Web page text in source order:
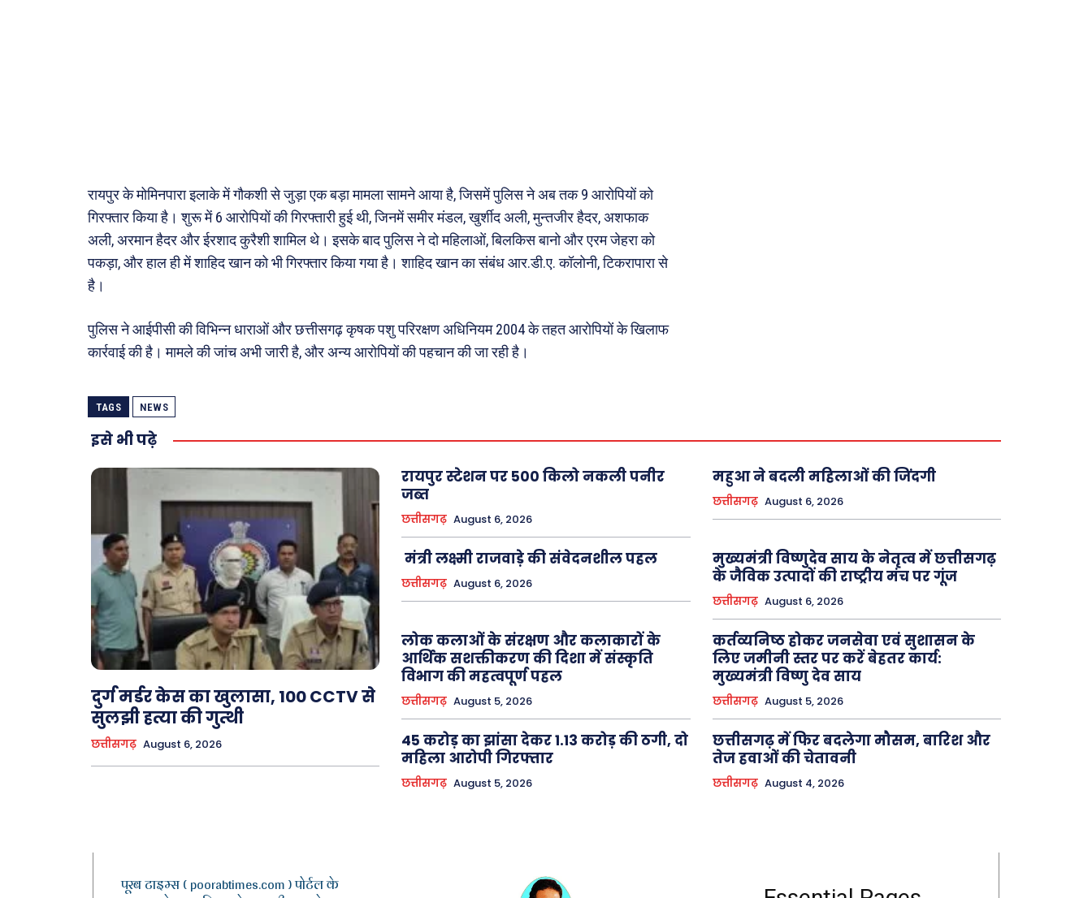
पर्यटन
जानकारी
Mobiles
स्वास्थ्य
महिला जगत
About Us Privacy Policy
रायपुर के मोमिनपारा इलाके में गौकशी से जुड़ा एक बड़ा मामला सामने आया है, जिसमें पुलिस ने अब तक 9 आरोपियों को
गिरफ्तार किया है। शुरू में 6 आरोपियों की गिरफ्तारी हुई थी, जिनमें समीर मंडल, खुर्शीद अली, मुन्तजीर हैदर, अशफाक
अली, अरमान हैदर और ईरशाद कुरैशी शामिल थे। इसके बाद पुलिस ने दो महिलाओं, बिलकिस बानो और एरम जेहरा को
पकड़ा, और हाल ही में शाहिद खान को भी गिरफ्तार किया गया है। शाहिद खान का संबंध आर.डी.ए. कॉलोनी, टिकरापारा से
है।
पुलिस ने आईपीसी की विभिन्न धाराओं और छत्तीसगढ़ कृषक पशु परिरक्षण अधिनियम 2004 के तहत आरोपियों के खिलाफ
कार्रवाई की है। मामले की जांच अभी जारी है, और अन्य आरोपियों की पहचान की जा रही है।
TAGS NEWS
इसे भी पढ़े
दुर्ग मर्डर केस का खुलासा, 100 CCTV से
सुलझी हत्या की गुत्थी
छत्तीसगढ़ August 6, 2026
रायपुर स्टेशन पर 500 किलो नकली पनीर
जब्त
छत्तीसगढ़ August 6, 2026
महुआ ने बदली महिलाओं की जिंदगी
छत्तीसगढ़ August 6, 2026
मंत्री लक्ष्मी राजवाड़े की संवेदनशील पहल
छत्तीसगढ़ August 6, 2026
मुख्यमंत्री विष्णुदेव साय के नेतृत्व में छत्तीसगढ़
के जैविक उत्पादों की राष्ट्रीय मंच पर गूंज
छत्तीसगढ़ August 6, 2026
लोक कलाओं के संरक्षण और कलाकारों के
आर्थिक सशक्तीकरण की दिशा में संस्कृति
विभाग की महत्वपूर्ण पहल
छत्तीसगढ़ August 5, 2026
कर्तव्यनिष्ठ होकर जनसेवा एवं सुशासन के
लिए जमीनी स्तर पर करें बेहतर कार्य:
मुख्यमंत्री विष्णु देव साय
छत्तीसगढ़ August 5, 2026
45 करोड़ का झांसा देकर 1.13 करोड़ की ठगी, दो
महिला आरोपी गिरफ्तार
छत्तीसगढ़ August 5, 2026
छत्तीसगढ़ में फिर बदलेगा मौसम, बारिश और
तेज हवाओं की चेतावनी
छत्तीसगढ़ August 4, 2026
पूरब टाइम्स ( poorabtimes.com ) पोर्टल के